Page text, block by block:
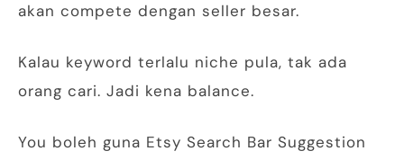
akan compete dengan seller besar.
Kalau keyword terlalu niche pula, tak ada
orang cari. Jadi kena balance.
You boleh guna Etsy Search Bar Suggestion